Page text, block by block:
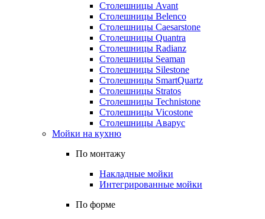
Столешницы Avant
Столешницы Belenco
Столешницы Caesarstone
Столешницы Quantra
Столешницы Radianz
Столешницы Seaman
Столешницы Silestone
Столешницы SmartQuartz
Столешницы Stratos
Столешницы Technistone
Столешницы Vicostone
Столешницы Аварус
Мойки на кухню
По монтажу
Накладные мойки
Интегрированные мойки
По форме